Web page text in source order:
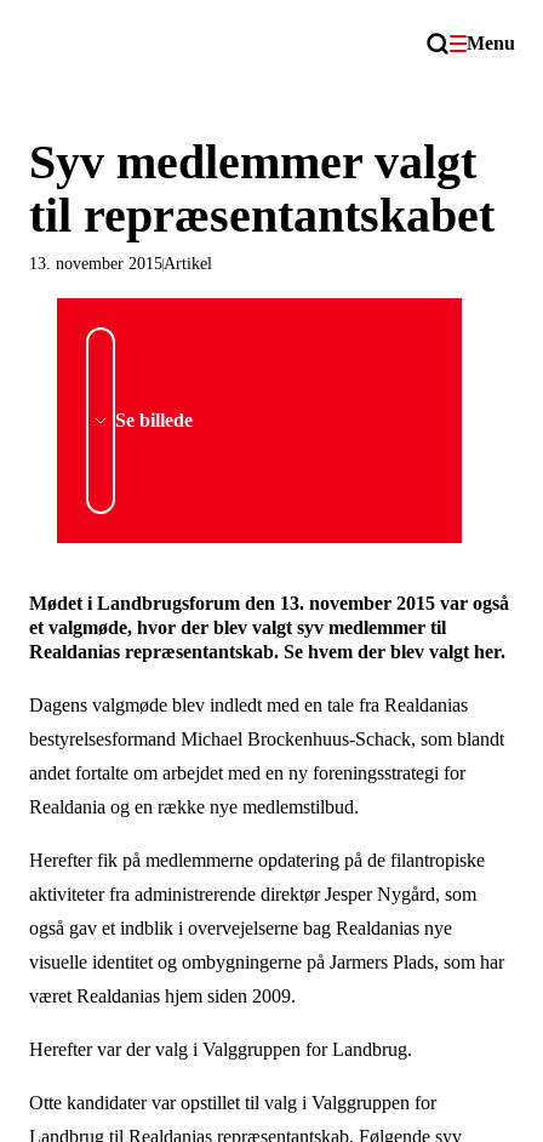
Menu
Syv medlemmer valgt
til repræsentantskabet
Artikel
13. november 2015
Se billede
​Mødet i Landbrugsforum den 13. november 2015 var også
et valgmøde, hvor der blev valgt syv medlemmer til
Realdanias repræsentantskab. Se hvem der blev valgt her.
Dagens valgmøde blev indledt med en tale fra Realdanias
bestyrelsesformand Michael Brockenhuus-Schack, som blandt
andet fortalte om arbejdet med en ny foreningsstrategi for
Realdania og en række nye medlemstilbud.
Herefter fik på medlemmerne opdatering på de filantropiske
aktiviteter fra administrerende direktør Jesper Nygård, som
også gav et indblik i overvejelserne bag Realdanias nye
visuelle identitet og ombygningerne på Jarmers Plads, som har
været Realdanias hjem siden 2009.
Herefter var der valg i Valggruppen for Landbrug.
Otte kandidater var opstillet til valg i Valggruppen for
Landbrug til Realdanias repræsentantskab. Følgende syv